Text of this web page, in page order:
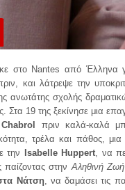
στο Nantes από Έλληνα
και λάτρεψε την
ανωτάτης σχολής
Στα 19 της ξεκίνησε μια
πριν καλά-καλά
τρέλα και πάθος,
την
Isabelle Huppert, να
παίζοντας στηνΑληθινή Ζωή
Νάτση, να δαμάσει τις